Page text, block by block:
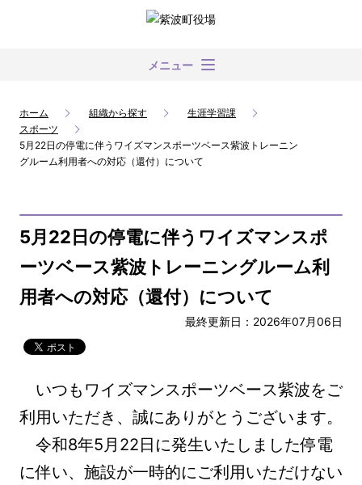
メニュー
ホーム 組織から探す
生涯学習課
スポーツ
5月22日の停電に伴うワイズマンスポーツベース紫波トレーニン
グルーム利用者への対応（還付）について
5月22日の停電に伴うワイズマンスポ
ーツベース紫波トレーニングルーム利
用者への対応（還付）について
最終更新日：2026年07月06日
いつもワイズマンスポーツベース紫波をご
利用いただき、誠にありがとうございます。
令和8年5月22日に発生いたしました停電
に伴い、施設が一時的にご利用いただけない